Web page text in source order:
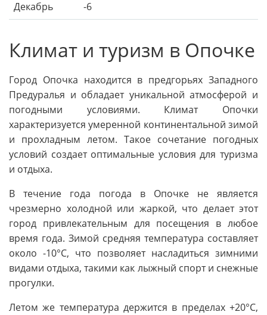
Декабрь
-6
Климат и туризм в Опочке
Город Опочка находится в предгорьях Западного
Предуралья и обладает уникальной атмосферой и
погодными условиями. Климат Опочки
характеризуется умеренной континентальной зимой
и прохладным летом. Такое сочетание погодных
условий создает оптимальные условия для туризма
и отдыха.
В течение года погода в Опочке не является
чрезмерно холодной или жаркой, что делает этот
город привлекательным для посещения в любое
время года. Зимой средняя температура составляет
около -10°C, что позволяет насладиться зимними
видами отдыха, такими как лыжный спорт и снежные
прогулки.
Летом же температура держится в пределах +20°C,